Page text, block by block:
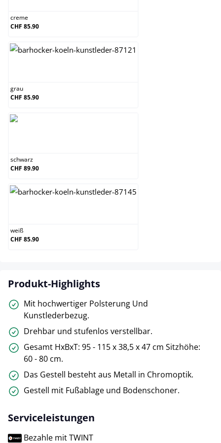
creme
CHF 85.90
grau
CHF 85.90
schwarz
CHF 89.90
weiß
CHF 85.90
Produkt-Highlights
Mit hochwertiger Polsterung Und
Kunstlederbezug.
Drehbar und stufenlos verstellbar.
Gesamt HxBxT: 95 - 115 x 38,5 x 47 cm Sitzhöhe:
60 - 80 cm.
Das Gestell besteht aus Metall in Chromoptik.
Gestell mit Fußablage und Bodenschoner.
Serviceleistungen
Bezahle mit TWINT